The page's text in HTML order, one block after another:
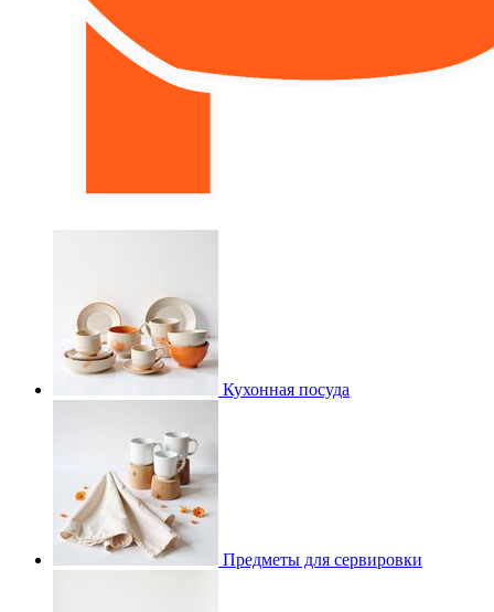
Кухонная посуда
Предметы для сервировки